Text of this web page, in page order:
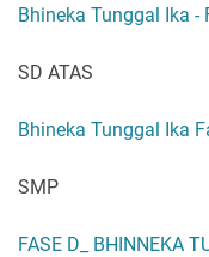
Bhineka Tunggal Ika -
SD ATAS
Bhineka Tunggal Ika
SMP
FASE D_ BHINNEKA